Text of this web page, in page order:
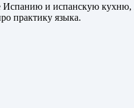
и испанскую кухню,
практику языка.